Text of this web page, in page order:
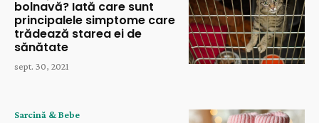
bolnavă? Iată care sunt
principalele simptome care
trădează starea ei de
sănătate
sept. 30, 2021
Sarcină & Bebe